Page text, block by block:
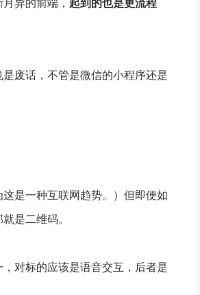
异的前端， 起到的也是更流程
废话，不管是微信的小程序还是
是一种互联网趋势。）但即便如
是二维码。
对标的应该是语音交互，后者是